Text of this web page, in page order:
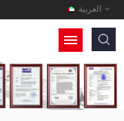
العربية